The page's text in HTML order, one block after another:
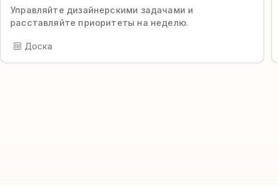
Управляйте дизайнерскими задачами и
расставляйте приоритеты на неделю.
Доска